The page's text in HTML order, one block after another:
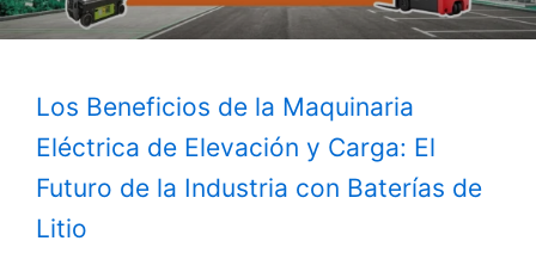
Los Beneficios de la Maquinaria
Eléctrica de Elevación y Carga: El
Futuro de la Industria con Baterías de
Litio